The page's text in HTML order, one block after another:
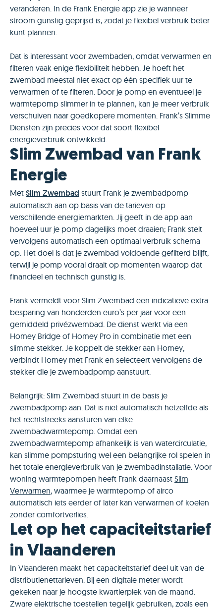
veranderen. In de Frank Energie app zie je wanneer
stroom gunstig geprijsd is, zodat je flexibel verbruik beter
kunt plannen.
Dat is interessant voor zwembaden, omdat verwarmen en
filteren vaak enige flexibiliteit hebben. Je hoeft het
zwembad meestal niet exact op één specifiek uur te
verwarmen of te filteren. Door je pomp en eventueel je
warmtepomp slimmer in te plannen, kan je meer verbruik
verschuiven naar goedkopere momenten. Frank’s Slimme
Diensten zijn precies voor dat soort flexibel
energieverbruik ontwikkeld.
Slim Zwembad van Frank
Energie
Met Slim Zwembad stuurt Frank je zwembadpomp
automatisch aan op basis van de tarieven op
verschillende energiemarkten. Jij geeft in de app aan
hoeveel uur je pomp dagelijks moet draaien; Frank stelt
vervolgens automatisch een optimaal verbruik schema
op. Het doel is dat je zwembad voldoende gefilterd blijft,
terwijl je pomp vooral draait op momenten waarop dat
financieel en technisch gunstig is.
Frank vermeldt voor Slim Zwembad een indicatieve extra
besparing van honderden euro’s per jaar voor een
gemiddeld privézwembad. De dienst werkt via een
Homey Bridge of Homey Pro in combinatie met een
slimme stekker. Je koppelt de stekker aan Homey,
verbindt Homey met Frank en selecteert vervolgens de
stekker die je zwembadpomp aanstuurt.
Belangrijk: Slim Zwembad stuurt in de basis je
zwembadpomp aan. Dat is niet automatisch hetzelfde als
het rechtstreeks aansturen van elke
zwembadwarmtepomp. Omdat een
zwembadwarmtepomp afhankelijk is van watercirculatie,
kan slimme pompsturing wel een belangrijke rol spelen in
het totale energieverbruik van je zwembadinstallatie. Voor
woning warmtepompen heeft Frank daarnaast Slim
Verwarmen, waarmee je warmtepomp of airco
automatisch iets eerder of later kan verwarmen of koelen
zonder comfortverlies.
Let op het capaciteitstarief
in Vlaanderen
In Vlaanderen maakt het capaciteitstarief deel uit van de
distributienettarieven. Bij een digitale meter wordt
gekeken naar je hoogste kwartierpiek van de maand.
Zware elektrische toestellen tegelijk gebruiken, zoals een